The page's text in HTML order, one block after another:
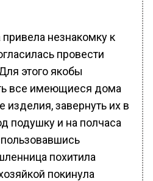
незнакомку к
провести
этого якобы
все имеющиеся дома
завернуть их в
подушку и на полчаса
похитила
покинула